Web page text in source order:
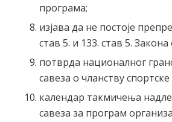
програма;
изјава да не постоје
стaв 5. и 133. став 5. Закона
потврда националног
савеза о чланству
календар такмичења
савеза за програм